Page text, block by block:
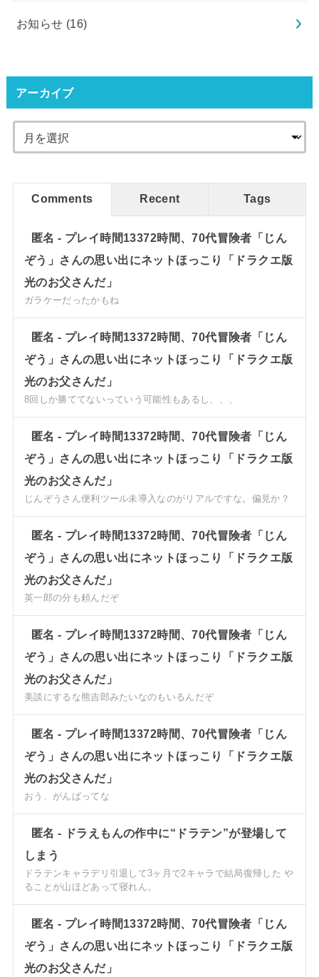
お知らせ (16)
アーカイブ
Comments Recent Tags
匿名- プレイ時間13372時間、70代冒険者「じん
ぞう」さんの思い出にネットほっこり「ドラクエ版
光のお父さんだ」
ガラケーだったかもね
匿名- プレイ時間13372時間、70代冒険者「じん
ぞう」さんの思い出にネットほっこり「ドラクエ版
光のお父さんだ」
8回しか勝ててないっていう可能性もあるし、、、
匿名- プレイ時間13372時間、70代冒険者「じん
ぞう」さんの思い出にネットほっこり「ドラクエ版
光のお父さんだ」
じんぞうさん便利ツール未導入なのがリアルですな。偏見か？
匿名- プレイ時間13372時間、70代冒険者「じん
ぞう」さんの思い出にネットほっこり「ドラクエ版
光のお父さんだ」
英一郎の分も頼んだぞ
匿名- プレイ時間13372時間、70代冒険者「じん
ぞう」さんの思い出にネットほっこり「ドラクエ版
光のお父さんだ」
美談にするな熊吉郎みたいなのもいるんだぞ
匿名- プレイ時間13372時間、70代冒険者「じん
ぞう」さんの思い出にネットほっこり「ドラクエ版
光のお父さんだ」
おう、がんばってな
匿名- ドラえもんの作中に“ドラテン”が登場して
しまう
ドラテンキャラデリ引退して3ヶ月で2キャラで結局復帰した や
ることが山ほどあって寝れん。
匿名- プレイ時間13372時間、70代冒険者「じん
ぞう」さんの思い出にネットほっこり「ドラクエ版
光のお父さんだ」